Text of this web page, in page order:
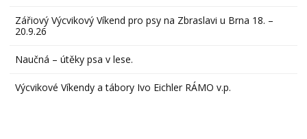
Zářiový Výcvikový Víkend pro psy na Zbraslavi u Brna 18. –
20.9.26
Naučná – útěky psa v lese.
Výcvikové Víkendy a tábory Ivo Eichler RÁMO v.p.